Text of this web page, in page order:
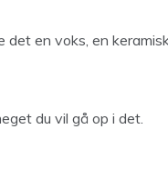
en voks, en
du vil gå op i det.